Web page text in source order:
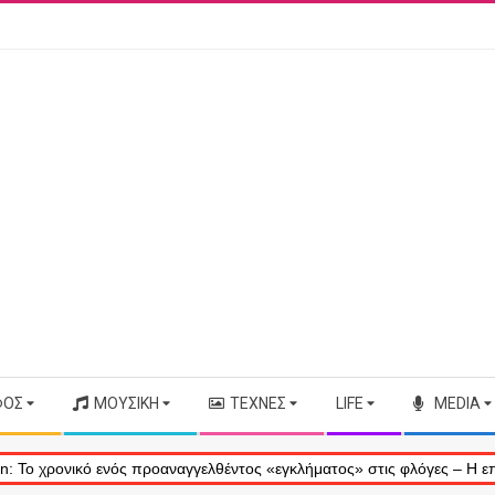
ΜΟΥΣΙΚΉ ΤΈΧΝΕΣ LIFE MEDIA
«εγκλήματος» στις φλόγες – Η επίσημη αδιαφορία